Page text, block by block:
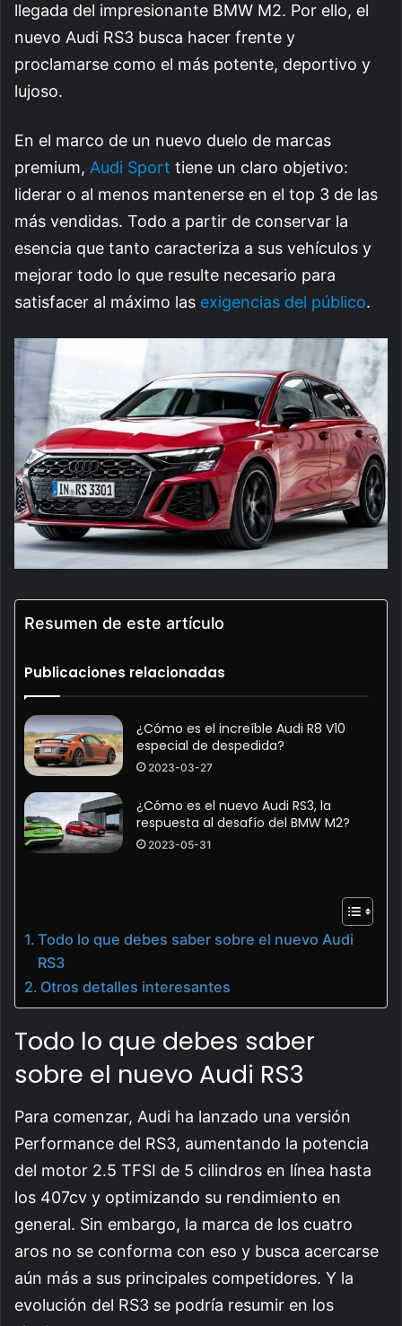
llegada del impresionante BMW M2. Por ello, el
nuevo Audi RS3 busca hacer frente y
proclamarse como el más potente, deportivo y
lujoso.
En el marco de un nuevo duelo de marcas
premium, Audi Sport tiene un claro objetivo:
liderar o al menos mantenerse en el top 3 de las
más vendidas. Todo a partir de conservar la
esencia que tanto caracteriza a sus vehículos y
mejorar todo lo que resulte necesario para
satisfacer al máximo las exigencias del público.
Resumen de este artículo
Publicaciones relacionadas
¿Cómo es el increíble Audi R8 V10
especial de despedida?
2023-03-27
¿Cómo es el nuevo Audi RS3, la
respuesta al desafío del BMW M2?
2023-05-31
Todo lo que debes saber sobre el nuevo Audi
RS3
Otros detalles interesantes
Todo lo que debes saber
sobre el nuevo Audi RS3
Para comenzar, Audi ha lanzado una versión
Performance del RS3, aumentando la potencia
del motor 2.5 TFSI de 5 cilindros en línea hasta
los 407cv y optimizando su rendimiento en
general. Sin embargo, la marca de los cuatro
aros no se conforma con eso y busca acercarse
aún más a sus principales competidores. Y la
evolución del RS3 se podría resumir en los